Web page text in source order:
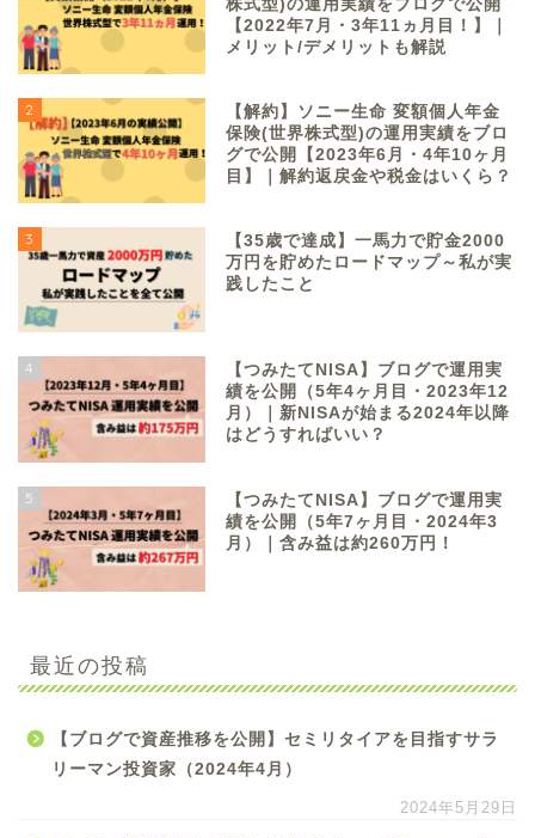
株式型)の運用実績をブログで公開
【2022年7月・3年11ヵ月目！】｜
メリット/デメリットも解説
2
【解約】ソニー生命 変額個人年金
保険(世界株式型)の運用実績をブロ
グで公開【2023年6月・4年10ヶ月
目】｜解約返戻金や税金はいくら？
3
【35歳で達成】一馬力で貯金2000
万円を貯めたロードマップ～私が実
践したこと
4
【つみたてNISA】ブログで運用実
績を公開（5年4ヶ月目・2023年12
月）｜新NISAが始まる2024年以降
はどうすればいい？
5
【つみたてNISA】ブログで運用実
績を公開（5年7ヶ月目・2024年3
月）｜含み益は約260万円！
最近の投稿
【ブログで資産推移を公開】セミリタイアを目指すサラ
リーマン投資家（2024年4月）
2024年5月29日